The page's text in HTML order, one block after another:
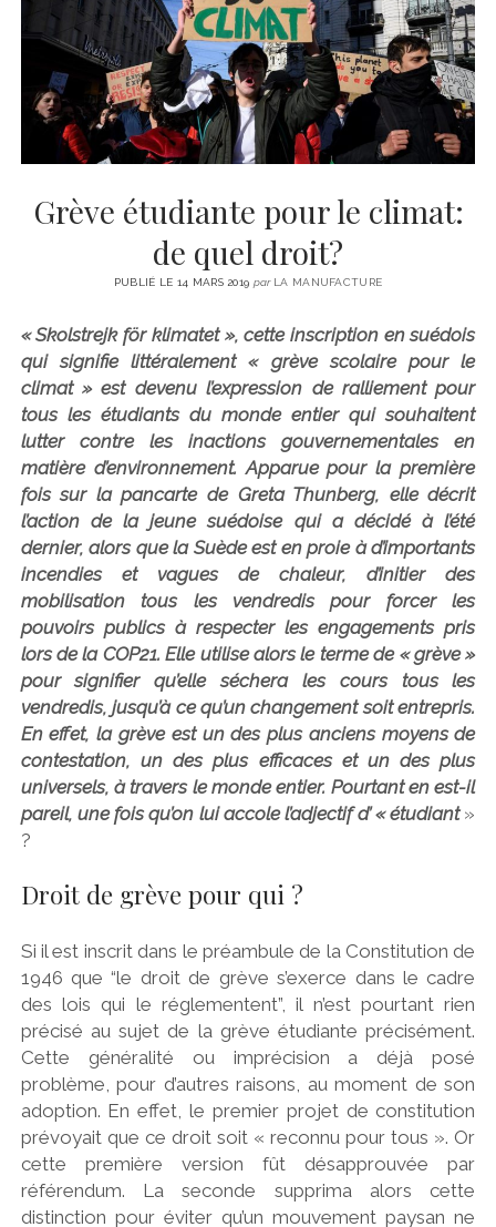
CINÉMA
LITTÉRATURE
ÉCONOMIE
SPORT
MÉDIAS
SANTÉ
instagram
emailemail-
form
Grève étudiante pour le climat:
de quel droit?
PUBLIÉ LE 14 MARS 2019 parLA MANUFACTURE
« Skolstrejk för klimatet », cette inscription en suédois
qui signifie littéralement « grève scolaire pour le
climat » est devenu l’expression de ralliement pour
tous les étudiants du monde entier qui souhaitent
lutter contre les inactions gouvernementales en
matière d’environnement. Apparue pour la première
fois sur la pancarte de Greta Thunberg, elle décrit
l’action de la jeune suédoise qui a décidé à l’été
dernier, alors que la Suède est en proie à d’importants
incendies et vagues de chaleur, d’initier des
mobilisation tous les vendredis pour forcer les
pouvoirs publics à respecter les engagements pris
lors de la COP21. Elle utilise alors le terme de « grève »
pour signifier qu’elle séchera les cours tous les
vendredis, jusqu’à ce qu’un changement soit entrepris.
En effet, la grève est un des plus anciens moyens de
contestation, un des plus efficaces et un des plus
universels, à travers le monde entier. Pourtant en est-il
pareil, une fois qu’on lui accole l’adjectif d’ « étudiant»
?
Droit de grève pour qui ?
Si il est inscrit dans le préambule de la Constitution de
1946 que “le droit de grève s’exerce dans le cadre
des lois qui le réglementent”, il n’est pourtant rien
précisé au sujet de la grève étudiante précisément.
Cette généralité ou imprécision a déjà posé
problème, pour d’autres raisons, au moment de son
adoption. En effet, le premier projet de constitution
prévoyait que ce droit soit « reconnu pour tous ». Or
cette première version fût désapprouvée par
référendum. La seconde supprima alors cette
distinction pour éviter qu’un mouvement paysan ne